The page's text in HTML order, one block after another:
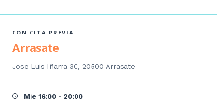
CON CITA PREVIA
Arrasate
Jose Luis Iñarra 30, 20500 Arrasate
Mie 16:00 - 20:00